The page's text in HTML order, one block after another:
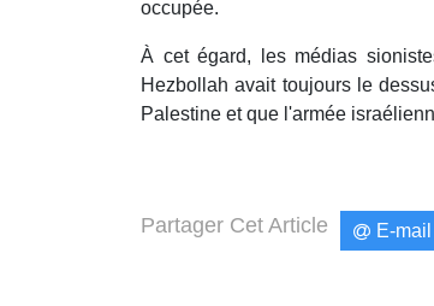
occupée.
À cet égard, les médias
Hezbollah avait toujours le
Palestine et que l'armée
Partager Cet Article E-mail